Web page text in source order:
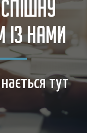
ІЗ НАМИ
тут